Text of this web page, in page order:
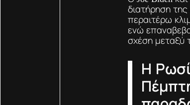
διατήρηση
περαιτέρω
ενώ
σχέση μεταξύ
Η